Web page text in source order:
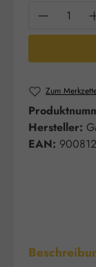
Produkt
Zum
Hersteller:
EAN: